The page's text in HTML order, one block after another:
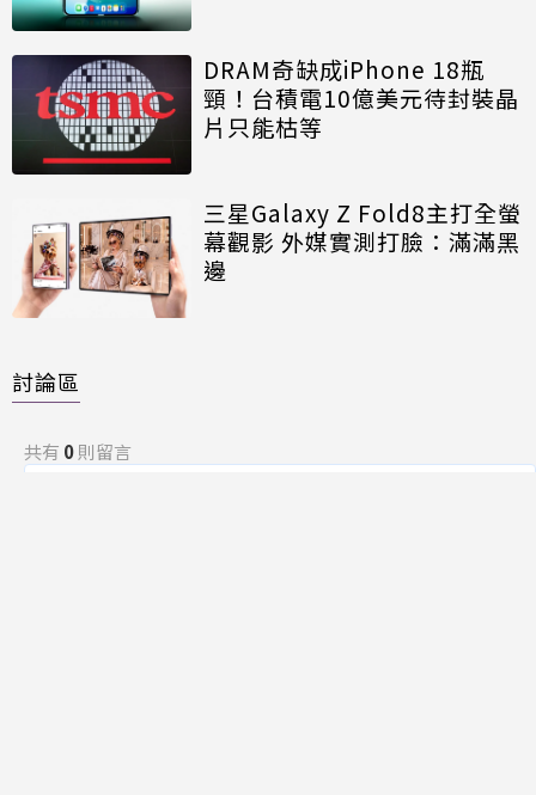
DRAM奇缺成iPhone 18瓶
頸！台積電10億美元待封裝晶
片只能枯等
三星Galaxy Z Fold8主打全螢
幕觀影 外媒實測打臉：滿滿黑
邊
討論區
共有 0則留言